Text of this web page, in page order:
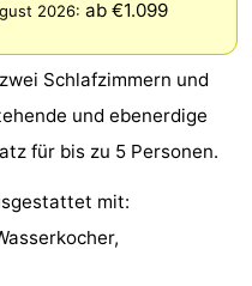
2026: ab €1.099
Schlafzimmern und
und ebenerdige
für bis zu 5 Personen.
mit: